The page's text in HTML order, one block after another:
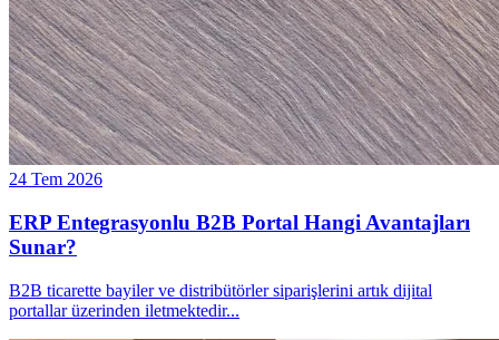
24 Tem 2026
ERP Entegrasyonlu B2B Portal Hangi Avantajları
Sunar?
B2B ticarette bayiler ve distribütörler siparişlerini artık dijital
portallar üzerinden iletmektedir...